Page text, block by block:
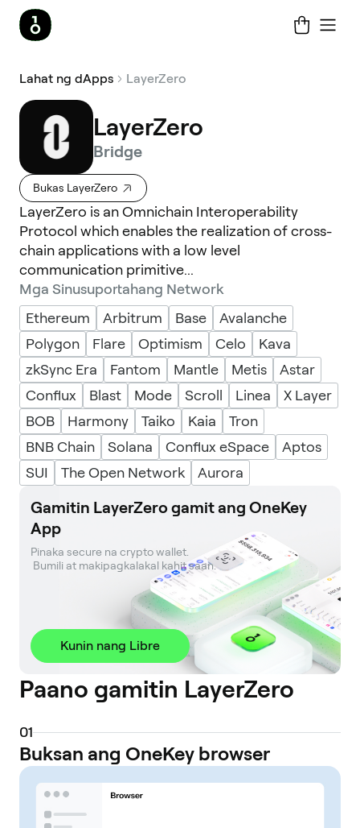
Lahat ng dApps LayerZero
LayerZero
Bridge
Bukas LayerZero
LayerZero is an Omnichain Interoperability
Protocol which enables the realization of cross-
chain applications with a low level
communication primitive...
Mga Sinusuportahang Network
Ethereum
Arbitrum Base
Avalanche
Polygon
Flare Optimism Celo
Kava
zkSync Era
Fantom Mantle Metis
Astar
Conflux
Blast Mode Scroll Linea
X Layer
BOB
Harmony Taiko Kaia
Tron
BNB Chain
Solana Conflux eSpace
Aptos
SUI
The Open Network Aurora
Gamitin LayerZero gamit ang OneKey
App
Pinaka secure na crypto wallet.
Bumili at makipagkalakal kahit saan.
Kunin nang Libre
Paano gamitin LayerZero
01
Buksan ang OneKey browser